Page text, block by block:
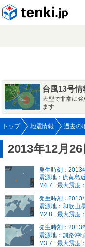
台風13号情
大型で非常に
ます
トップ 地震情報 過去の
2013年12月
発生時刻：2013
震源地：硫黄島
M4.7
最大震度
発生時刻：2013
震源地：和歌山
M2.8
最大震度
発生時刻：2013
震源地：釧路沖
M3.7
最大震度